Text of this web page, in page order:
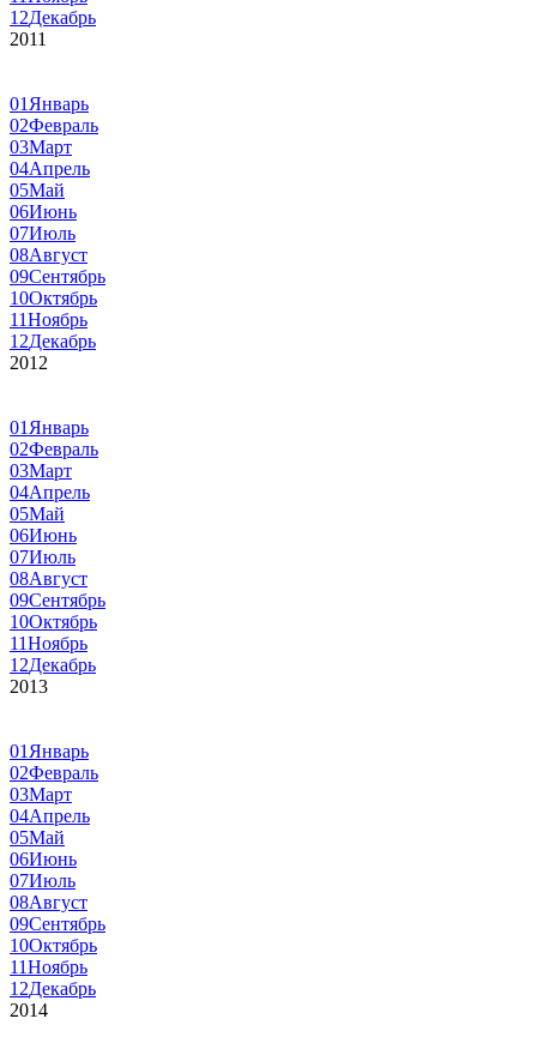
12Декабрь
2011
01 Январь
02Февраль
03Март
04Апрель
05Май
06Июнь
07Июль
08Август
09Сентябрь
10Октябрь
11Ноябрь
12Декабрь
2012
01 Январь
02Февраль
03Март
04Апрель
05Май
06Июнь
07Июль
08Август
09Сентябрь
10Октябрь
11Ноябрь
12Декабрь
2013
01 Январь
02Февраль
03Март
04Апрель
05Май
06Июнь
07Июль
08Август
09Сентябрь
10Октябрь
11Ноябрь
12Декабрь
2014